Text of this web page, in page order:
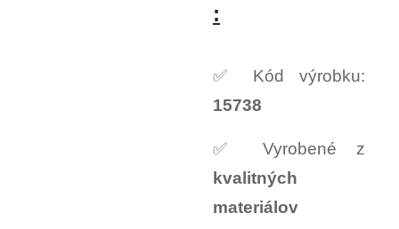
:
✅ Kód výrobku:
15738
✅ Vyrobené z
kvalitných
materiálov